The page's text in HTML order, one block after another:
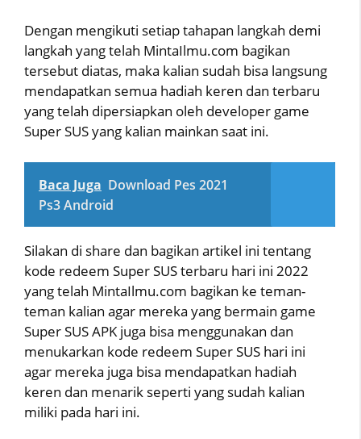
Dengan mengikuti setiap tahapan langkah demi
langkah yang telah MintaIlmu.com bagikan
tersebut diatas, maka kalian sudah bisa langsung
mendapatkan semua hadiah keren dan terbaru
yang telah dipersiapkan oleh developer game
Super SUS yang kalian mainkan saat ini.
Baca Juga Download Pes 2021
Ps3 Android
Silakan di share dan bagikan artikel ini tentang
kode redeem Super SUS terbaru hari ini 2022
yang telah MintaIlmu.com bagikan ke teman-
teman kalian agar mereka yang bermain game
Super SUS APK juga bisa menggunakan dan
menukarkan kode redeem Super SUS hari ini
agar mereka juga bisa mendapatkan hadiah
keren dan menarik seperti yang sudah kalian
miliki pada hari ini.